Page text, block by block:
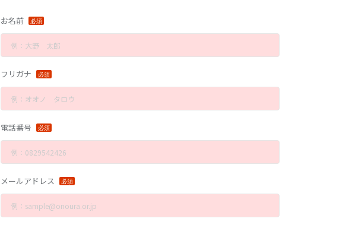
お名前
フリガナ
電話番号
メールアドレス